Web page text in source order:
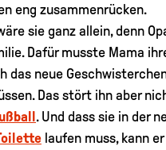
eng zusammenrücken.
sie ganz allein, denn
Dafür musste Mama
das neue
Das stört ihn aber
. Und dass sie in der
laufen muss, kann er